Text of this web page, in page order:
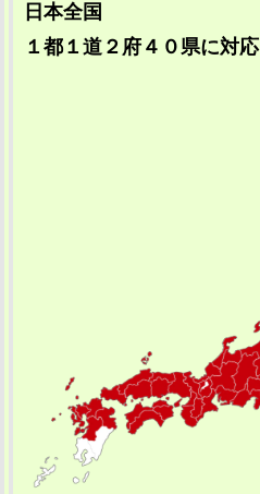
日本全国
１都１道２府４０県に対応